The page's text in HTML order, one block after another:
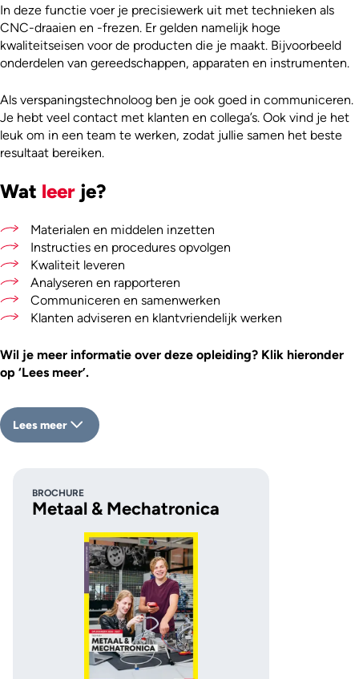
In deze functie voer je precisiewerk uit met technieken als
CNC-draaien en -frezen. Er gelden namelijk hoge
kwaliteitseisen voor de producten die je maakt. Bijvoorbeeld
onderdelen van gereedschappen, apparaten en instrumenten.
Als verspaningstechnoloog ben je ook goed in communiceren.
Je hebt veel contact met klanten en collega’s. Ook vind je het
leuk om in een team te werken, zodat jullie samen het beste
resultaat bereiken.
Wat leer je?
Materialen en middelen inzetten
Instructies en procedures opvolgen
Kwaliteit leveren
Analyseren en rapporteren
Communiceren en samenwerken
Klanten adviseren en klantvriendelijk werken
Wil je meer informatie over deze opleiding? Klik hieronder
op ‘Lees meer’.
Lees meer
BROCHURE
Metaal & Mechatronica